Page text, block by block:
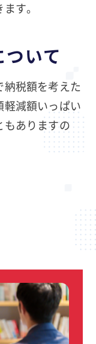
す。
いて
税額を考えた
軽減額いっぱい
もありますの